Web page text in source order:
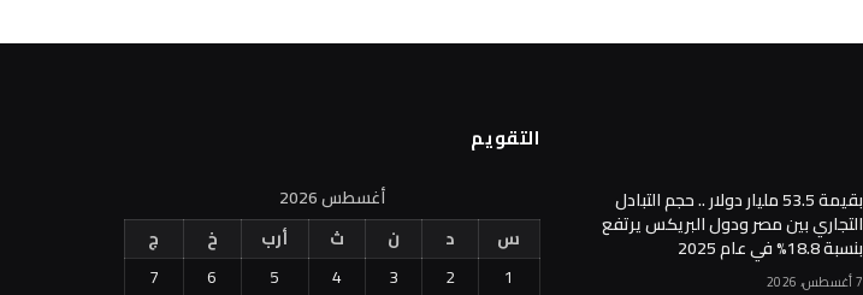
بقيمة 53.5 مليار دولار .. حجم التبادل
التجاري بين مصر ودول البريكس يرتفع
بنسبة 18.8% في عام 2025
7 أغسطس، 2026
التقويم
أغسطس 2026
س
د ن ث أرب خ
ج
1
2
3
4
5
6
7